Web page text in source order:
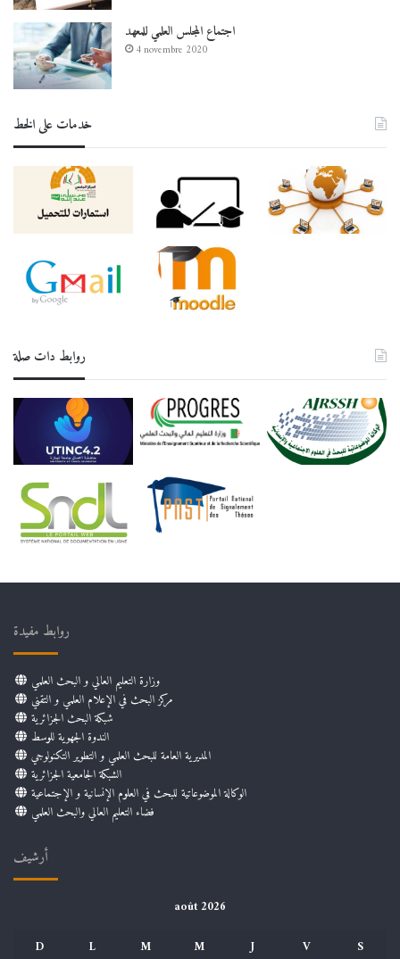
اجتماع المجلس العلمي للمعهد
4 novembre 2020
خدمات على الخط
روابط دات صلة
روابط مفيدة
وزارة التعليم العالي و البحث العلمي
مركز البحث في الإعلام العلمي و التقني
شبكة البحث الجزائرية
الندوة الجهوية للوسط
المديرية العامة للبحث العلمي و التطوير التكنولوجي
الشبكة الجامعية الجزائرية
الوكالة الموضوعاتية للبحث في العلوم الإنسانية و الإجتماعية
فضاء التعليم العالي والبحث العلمي
أرشيف
août 2026
D
L M M J V
S